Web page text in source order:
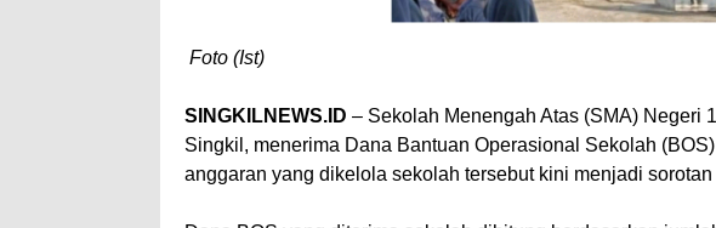
Foto (Ist)
SINGKILNEWS.ID – Sekolah Menengah Atas (SMA) Negeri
Singkil, menerima Dana Bantuan Operasional Sekolah
anggaran yang dikelola sekolah tersebut kini menjadi